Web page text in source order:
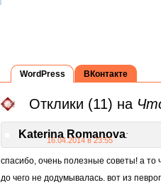
WordPress
Отклики (11) на
Katerina Romanova:
16.04.2014 в 23:55
спасибо, очень полезные советы! а то
до чего не додумывалась. вот из
ВКонтакте